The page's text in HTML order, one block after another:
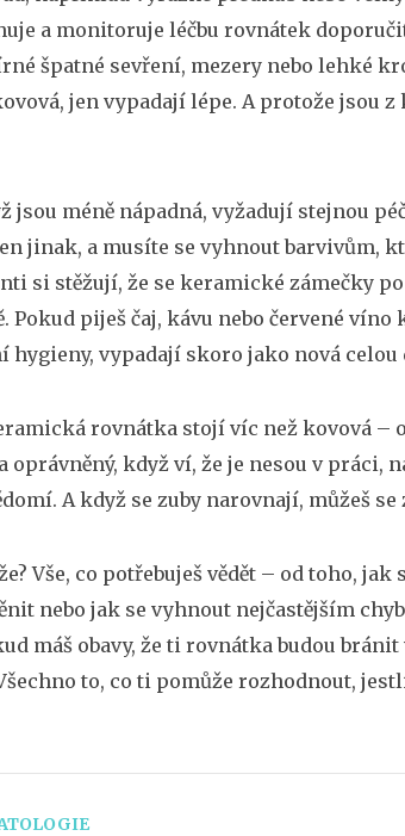
a monitoruje léčbu rovnátek
špatné sevření, mezery nebo lehké
jen vypadají lépe. A protože jsou
jsou méně nápadná, vyžadují stejnou
jinak, a musíte se vyhnout barvivům,
si stěžují, že se keramické zámečky
Pokud piješ čaj, kávu nebo červené víno
hygieny, vypadají skoro jako nová celou
rovnátka stojí víc než kovová
oprávněný, když ví, že je nesou v práci,
A když se zuby narovnají, můžeš
Vše, co potřebuješ vědět – od toho,
nebo jak se vyhnout nejčastějším
máš obavy, že ti rovnátka budou
to, co ti pomůže rozhodnout,